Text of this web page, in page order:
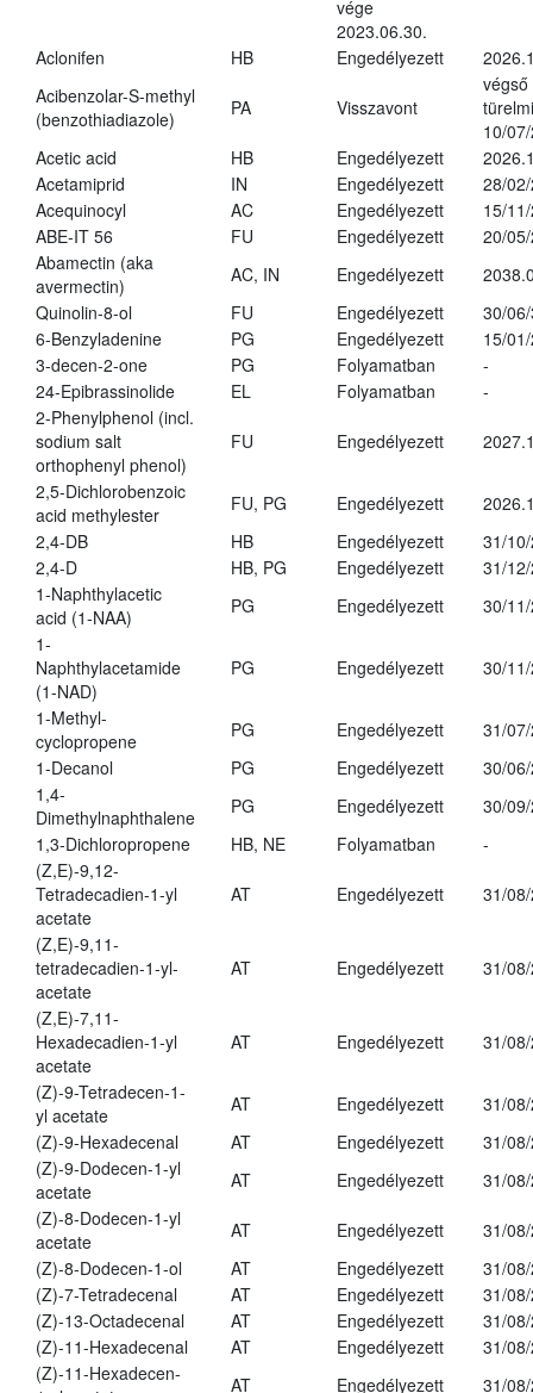
vége
2023.06.30.
Aclonifen HB Engedélyezett
Acibenzolar-S-methyl
(benzothiadiazole)
PA Visszavont
végső
10/
Acetic acid
HB Engedélyezett
Acetamiprid
IN Engedélyezett
28/
Acequinocyl
AC Engedélyezett
15/
ABE-IT 56
FU Engedélyezett
20/
Abamectin (aka
avermectin)
AC, IN Engedélyezett
Quinolin-8-ol
FU Engedélyezett
30/
6-Benzyladenine
PG Engedélyezett
15/
3-decen-2-one
PG Folyamatban
-
24-Epibrassinolide
EL Folyamatban
-
2-Phenylphenol (incl.
sodium salt
orthophenyl phenol)
FU Engedélyezett
2,5-Dichlorobenzoic
acid methylester
FU, PG Engedélyezett
2,4-DB
HB Engedélyezett
31/
2,4-D
HB, PG Engedélyezett
31/
1-Naphthylacetic
acid (1-NAA)
PG Engedélyezett
30/
1-
Naphthylacetamide
(1-NAD)
PG Engedélyezett 30/
1-Methyl-
cyclopropene
PG Engedélyezett
31/
1-Decanol
PG Engedélyezett
30/
1,4-
Dimethylnaphthalene
PG Engedélyezett
30/
1,3-Dichloropropene
HB, NE Folyamatban
-
(Z,E)-9,12-
Tetradecadien-1-yl
acetate
AT Engedélyezett 31/
(Z,E)-9,11-
tetradecadien-1-yl-
acetate
AT Engedélyezett 31/
(Z,E)-7,11-
Hexadecadien-1-yl
acetate
AT Engedélyezett 31/
(Z)-9-Tetradecen-1-
yl acetate
AT Engedélyezett
31/
(Z)-9-Hexadecenal
AT Engedélyezett
31/
(Z)-9-Dodecen-1-yl
acetate
AT Engedélyezett
31/
(Z)-8-Dodecen-1-yl
acetate
AT Engedélyezett
31/
(Z)-8-Dodecen-1-ol
AT Engedélyezett
31/
(Z)-7-Tetradecenal
AT Engedélyezett
31/
(Z)-13-Octadecenal
AT Engedélyezett
31/
(Z)-11-Hexadecenal
AT Engedélyezett
31/
(Z)-11-Hexadecen-
AT Engedélyezett
31/